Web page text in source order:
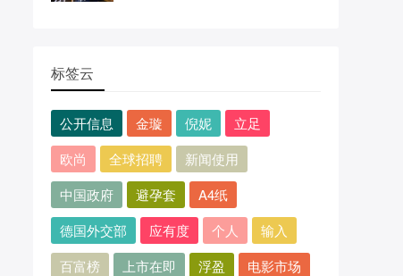
标签云
公开信息 金璇 倪妮
立足
欧尚
全球招聘
新闻使用
中国政府
避孕套
A4纸
德国外交部
应有度 个人
输入
百富榜
上市在即 浮盈
电影市场